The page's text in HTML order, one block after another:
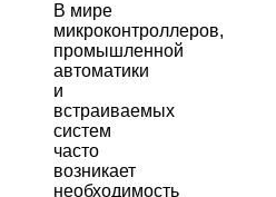
В мире
микроконтроллеров,
промышленной
автоматики
и
встраиваемых
систем
часто
возникает
необходимость